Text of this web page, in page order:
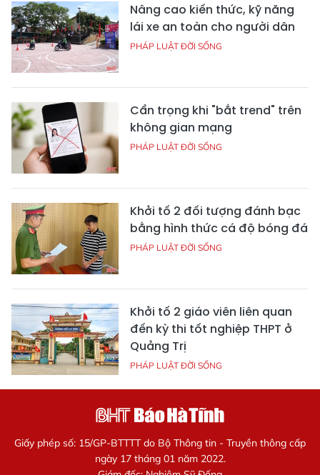
Nâng cao kiến thức, kỹ năng
lái xe an toàn cho người dân
PHÁP LUẬT ĐỜI SỐNG
Cẩn trọng khi "bắt trend" trên
không gian mạng
PHÁP LUẬT ĐỜI SỐNG
Khởi tố 2 đối tượng đánh bạc
bằng hình thức cá độ bóng đá
PHÁP LUẬT ĐỜI SỐNG
Khởi tố 2 giáo viên liên quan
đến kỳ thi tốt nghiệp THPT ở
Quảng Trị
PHÁP LUẬT ĐỜI SỐNG
Giấy phép số: 15/GP-BTTTT do Bộ Thông tin - Truyền thông cấp
ngày 17 tháng 01 năm 2022.